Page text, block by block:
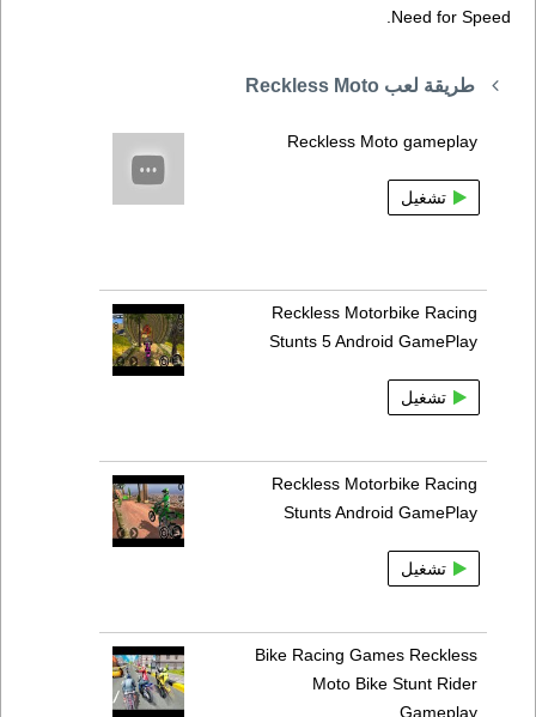
Need for Speed.
طريقة لعب Reckless Moto
Reckless Moto gameplay
تشغيل
Reckless Motorbike Racing
Stunts 5 Android GamePlay
تشغيل
Reckless Motorbike Racing
Stunts Android GamePlay
تشغيل
Bike Racing Games Reckless
Moto Bike Stunt Rider
Gameplay